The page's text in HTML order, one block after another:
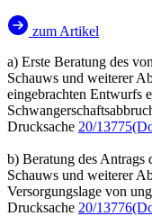
zum Artikel
a) Erste Beratung des
Schauws und weiterer
eingebrachten Entwurfs
Drucksache 20/13775
b) Beratung des Antrags
Schauws und weiterer
Versorgungslage von
Drucksache 20/13776